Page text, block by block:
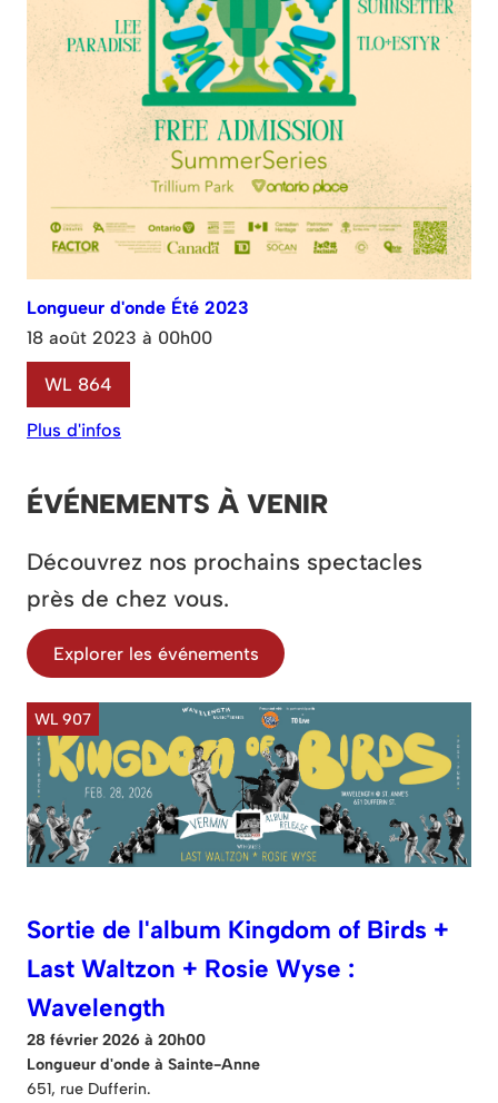
Longueur d'onde Été 2023
18 août 2023 à 00h00
WL 864
Plus d'infos
ÉVÉNEMENTS À VENIR
Découvrez nos prochains spectacles
près de chez vous.
Explorer les événements
WL 907
Sortie de l'album Kingdom of Birds +
Last Waltzon + Rosie Wyse :
Wavelength
28 février 2026 à 20h00
Longueur d'onde à Sainte-Anne
651, rue Dufferin.